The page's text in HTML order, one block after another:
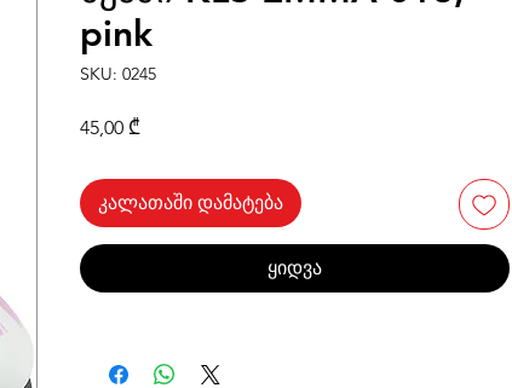
pink
SKU: 0245
45,00 ₾
კალათაში დამატება
ყიდვა